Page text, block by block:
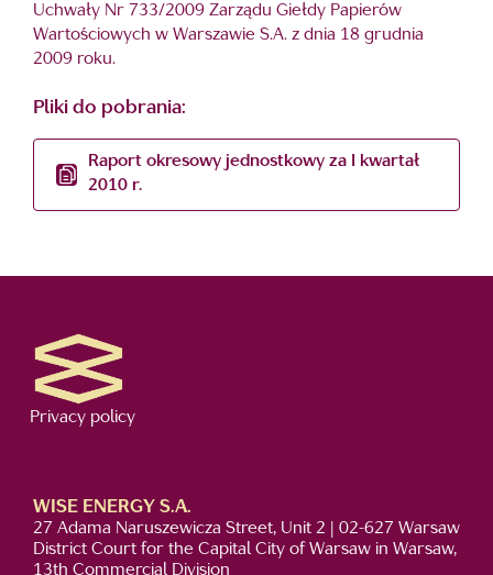
Uchwały Nr 733/2009 Zarządu Giełdy Papierów
Wartościowych w Warszawie S.A. z dnia 18 grudnia
2009 roku.
Pliki do pobrania:
Raport okresowy jednostkowy za I kwartał
2010 r.
Privacy policy
WISE ENERGY S.A.
27 Adama Naruszewicza Street, Unit 2 | 02-627 Warsaw
District Court for the Capital City of Warsaw in Warsaw,
13th Commercial Division